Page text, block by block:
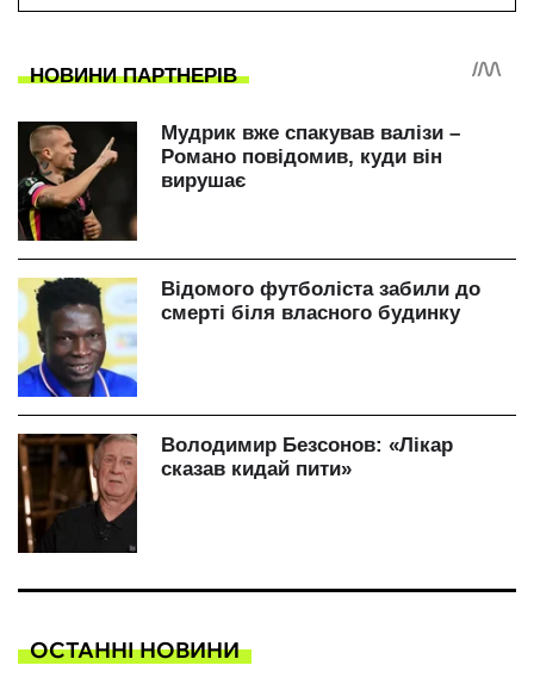
ОСТАННІ НОВИНИ